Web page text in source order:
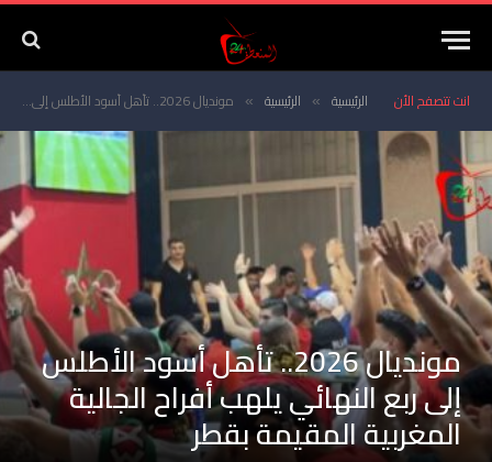
انت تتصفح الأن الرئيسية » الرئيسية » مونديال 2026.. تأهل أسود الأطلس إلى ربع النهائي يلهب أفراح الجالية المغربية المقيمة بقطر
مونديال 2026.. تأهل أسود الأطلس
إلى ربع النهائي يلهب أفراح الجالية
المغربية المقيمة بقطر